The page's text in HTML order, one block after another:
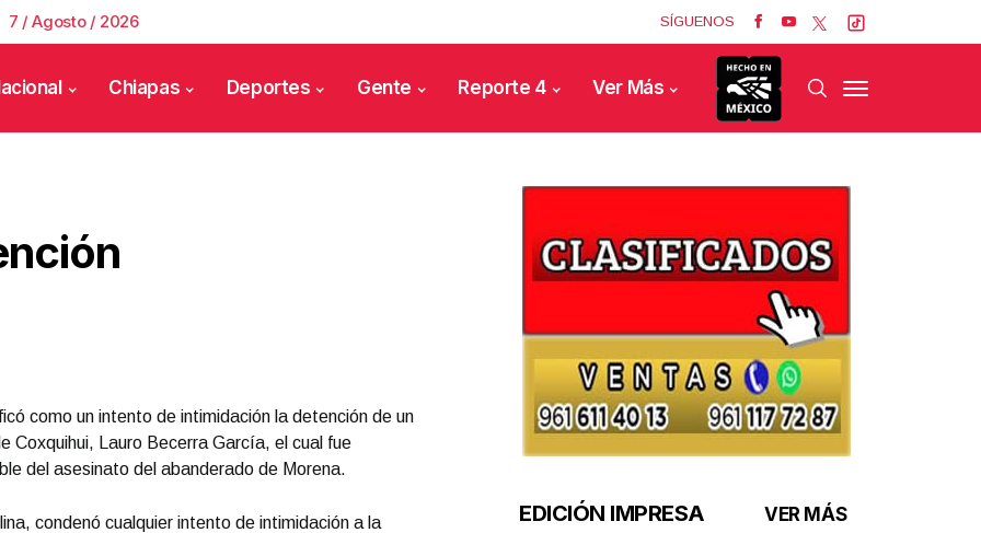
7 / Agosto / 2026 SÍGUENOS
Chiapas Deportes Gente Reporte 4 Ver Más
como un intento de intimidación la detención de un
Coxquihui, Lauro Becerra García, el cual fue
del asesinato del abanderado de Morena.
condenó cualquier intento de intimidación a la
EDICIÓN IMPRESA VER MÁS